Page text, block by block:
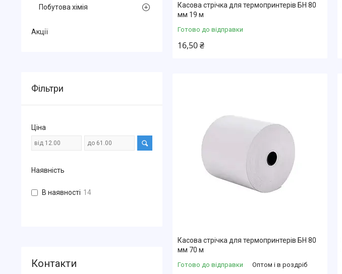
Касова стрічка для термопринтерів БН 80
мм 19 м
Готово до відправки
16,50 ₴
Касова стрічка для термопринтерів БН 80
мм 70 м
Готово до відправки Оптом і в роздріб
Побутова хімія
Акції
Фільтри
Ціна
Наявність
В наявності 14